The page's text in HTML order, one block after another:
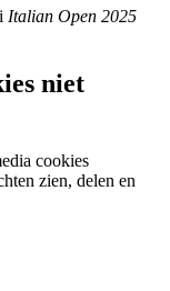
Italian Open 2025
niet
cookies
zien, delen en